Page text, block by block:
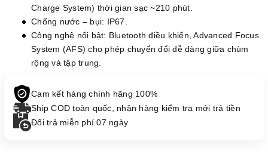
Charge System) thời gian sạc ~210 phút.
Chống nước – bụi: IP67.
Công nghệ nổi bật: Bluetooth điều khiển, Advanced Focus
System (AFS) cho phép chuyển đổi dễ dàng giữa chùm
rộng và tập trung.
Cam kết hàng chính hãng 100%
Ship COD toàn quốc, nhận hàng kiểm tra mới trả tiền
Đổi trả miễn phí 07 ngày